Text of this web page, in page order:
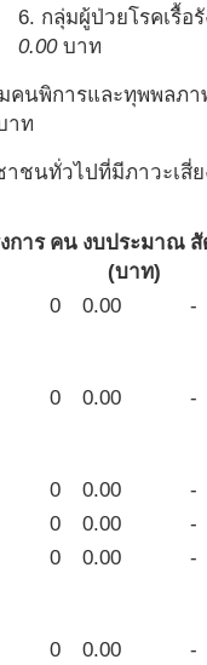
6. กลุ่มผู้ป่วยโรคเรื้อรั
0.00บาท
คนพิการและทุพพลภา
ท
าชนทั่วไปที่มีภาวะเสี่ย
การ คน งบประมาณ
(บาท)
0 0.00 -
0 0.00 -
0 0.00 -
0 0.00 -
0 0.00 -
0 0.00 -